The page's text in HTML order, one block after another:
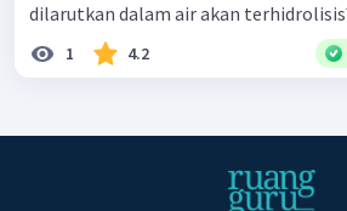
dilarutkan dalam air akan
1 4.2